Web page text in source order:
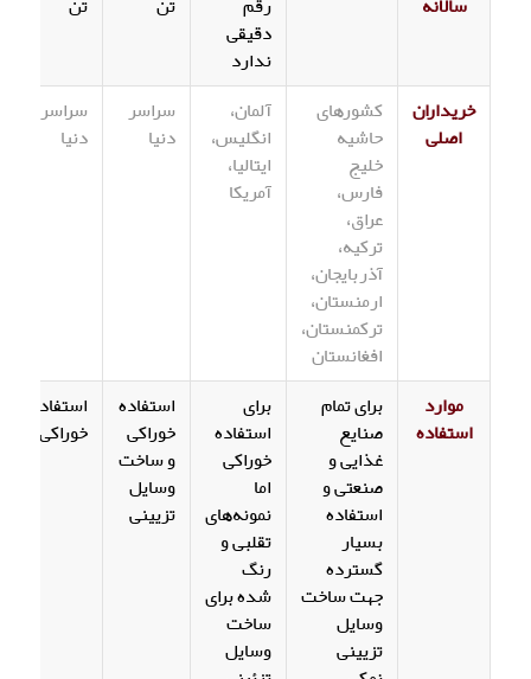
سالانه
رقم
دقیقی
ندارد
تن تن
خریداران
اصلی
کشورهای
حاشیه
خلیج
فارس،
عراق،
ترکیه،
آذربایجان،
ارمنستان،
ترکمنستان،
افغانستان
آلمان،
انگلیس،
ایتالیا،
آمریکا
سراسر
دنیا
سراسر
دنیا
موارد
استفاده
برای تمام
صنایع
غذایی و
صنعتی و
استفاده
بسیار
گسترده
جهت ساخت
وسایل
تزیینی
برای
استفاده
خوراکی
اما
نمونه‌های
تقلبی و
رنگ
شده برای
ساخت
وسایل
استفاده
خوراکی
و ساخت
وسایل
تزیینی
استفاده
خوراکی